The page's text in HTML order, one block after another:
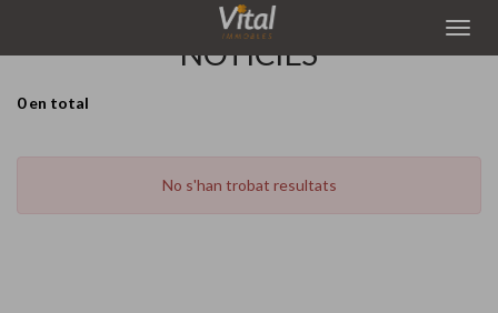
NOTÍCIES
0 en total
No s'han trobat resultats